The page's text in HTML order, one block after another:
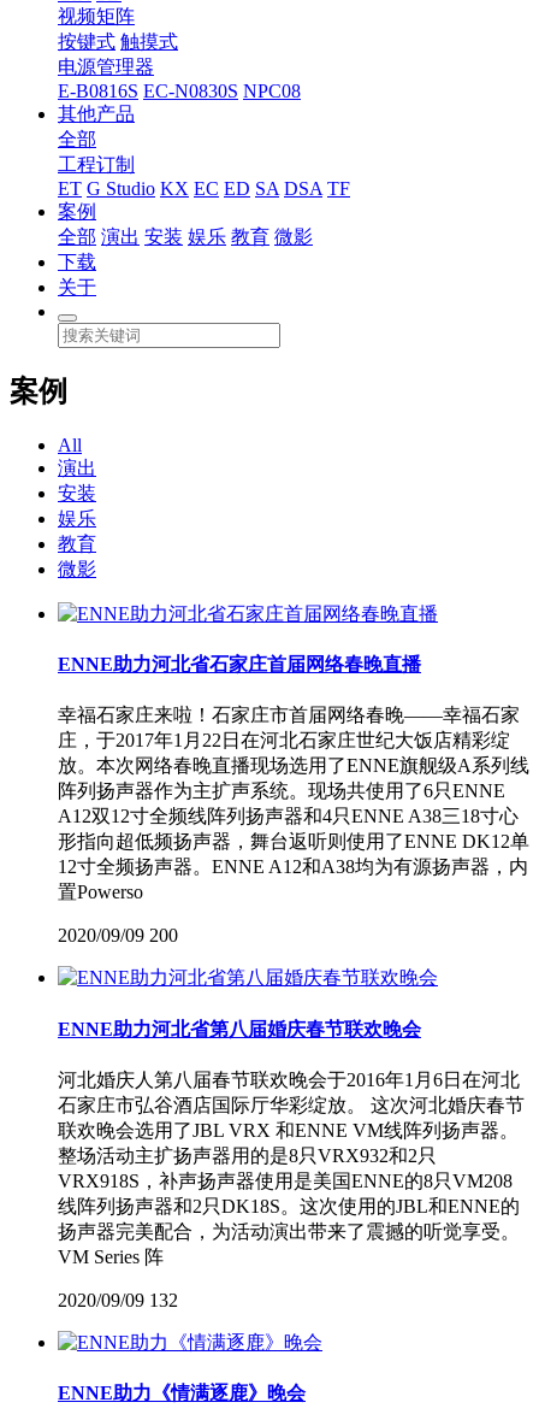
视频矩阵
按键式 触摸式
电源管理器
E-B0816S EC-N0830S NPC08
其他产品
全部
工程订制
ET G Studio KX EC ED SA DSA TF
案例
全部 演出 安装 娱乐 教育 微影
下载
关于
案例
All
演出
安装
娱乐
教育
微影
ENNE助力河北省石家庄首届网络春晚直播
幸福石家庄来啦！石家庄市首届网络春晚——幸福石家
庄，于2017年1月22日在河北石家庄世纪大饭店精彩绽
放。本次网络春晚直播现场选用了ENNE旗舰级A系列线
阵列扬声器作为主扩声系统。现场共使用了6只ENNE
A12双12寸全频线阵列扬声器和4只ENNE A38三18寸心
形指向超低频扬声器，舞台返听则使用了ENNE DK12单
12寸全频扬声器。ENNE A12和A38均为有源扬声器，内
置Powerso
2020/09/09 200
ENNE助力河北省第八届婚庆春节联欢晚会
河北婚庆人第八届春节联欢晚会于2016年1月6日在河北
石家庄市弘谷酒店国际厅华彩绽放。 这次河北婚庆春节
联欢晚会选用了JBL VRX 和ENNE VM线阵列扬声器。
整场活动主扩扬声器用的是8只VRX932和2只
VRX918S，补声扬声器使用是美国ENNE的8只VM208
线阵列扬声器和2只DK18S。这次使用的JBL和ENNE的
扬声器完美配合，为活动演出带来了震撼的听觉享受。
VM Series 阵
2020/09/09 132
ENNE助力《情满逐鹿》晚会